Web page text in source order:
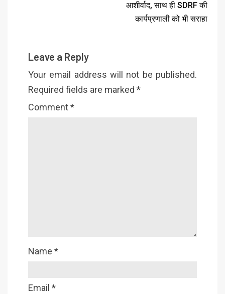
आशीर्वाद, साथ ही SDRF की
कार्यप्रणाली को भी सराहा
Leave a Reply
Your email address will not be published.
Required fields are marked *
Comment*
Name *
Email *